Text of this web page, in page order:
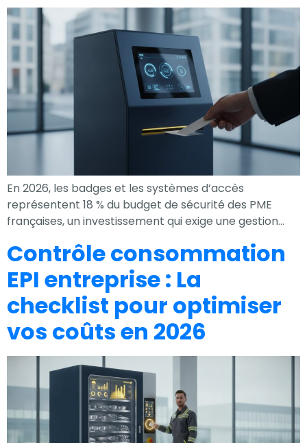
En 2026, les badges et les systèmes d’accès
représentent 18 % du budget de sécurité des PME
françaises, un investissement qui exige une gestion…
Contrôle consommation
EPI entreprise : La
checklist pour optimiser
vos coûts en 2026